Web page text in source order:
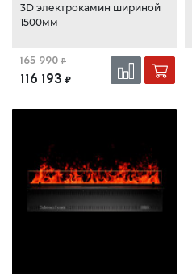
3D электрокамин шириной
1500мм
165 990 ₽
116 193 ₽